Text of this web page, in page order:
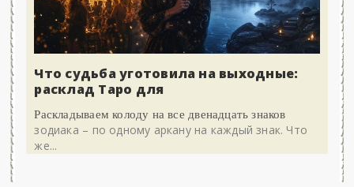
Что судьба уготовила на выходные:
расклад Таро для
Раскладываем колоду на все двенадцать знаков
зодиака – по одному аркану на каждый знак. Что
же...